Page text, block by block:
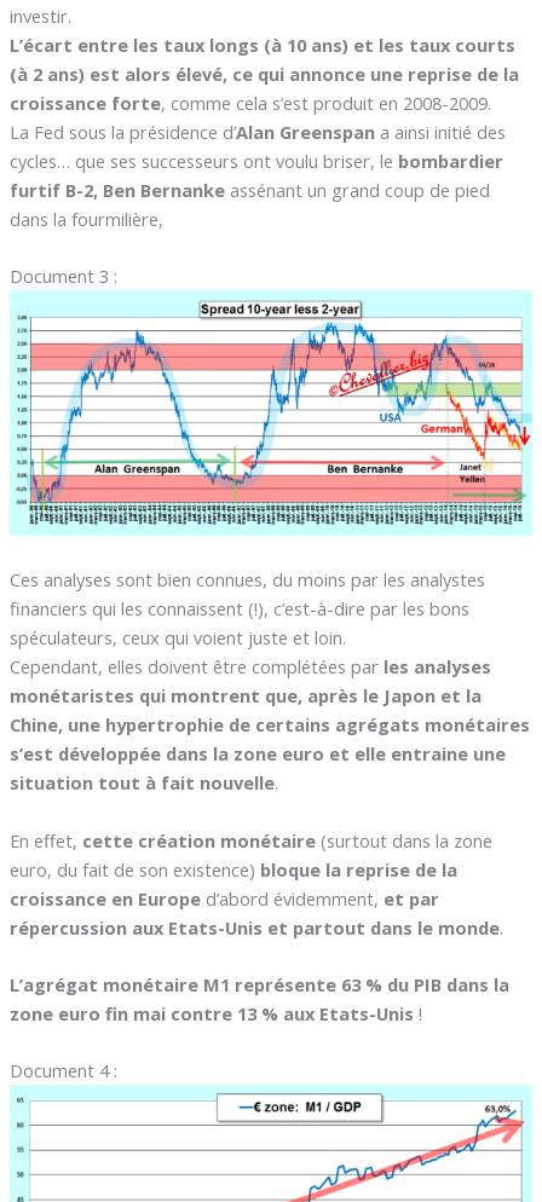
investir.
L’écart entre les taux longs (à 10 ans) et les taux courts
(à 2 ans) est alors élevé, ce qui annonce une reprise de la
croissance forte, comme cela s’est produit en 2008-2009.
La Fed sous la présidence d’Alan Greenspana ainsi initié des
cycles… que ses successeurs ont voulu briser, le bombardier
furtif B-2, Ben Bernanke assénant un grand coup de pied
dans la fourmilière,
Document 3 :
Ces analyses sont bien connues, du moins par les analystes
financiers qui les connaissent (!), c’est-à-dire par les bons
spéculateurs, ceux qui voient juste et loin.
Cependant, elles doivent être complétées par les analyses
monétaristes qui montrent que, après le Japon et la
Chine, une hypertrophie de certains agrégats monétaires
s’est développée dans la zone euro et elle entraine une
situation tout à fait nouvelle.
En effet, cette création monétaire (surtout dans la zone
euro, du fait de son existence) bloque la reprise de la
croissance en Europe d’abord évidemment, et par
répercussion aux Etats-Unis et partout dans le monde.
L’agrégat monétaire M1 représente 63 % du PIB dans la
zone euro fin mai contre 13 % aux Etats-Unis !
Document 4 :